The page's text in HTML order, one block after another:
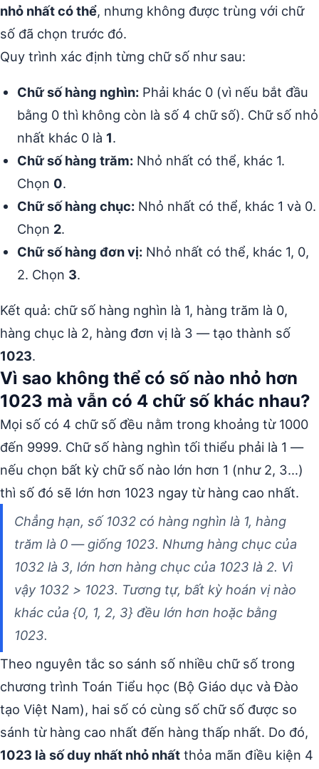
nhỏ nhất có thể, nhưng không được trùng với chữ
số đã chọn trước đó.
Quy trình xác định từng chữ số như sau:
Chữ số hàng nghìn: Phải khác 0 (vì nếu bắt đầu
bằng 0 thì không còn là số 4 chữ số). Chữ số nhỏ
nhất khác 0 là 1.
Chữ số hàng trăm: Nhỏ nhất có thể, khác 1.
Chọn 0.
Chữ số hàng chục: Nhỏ nhất có thể, khác 1 và 0.
Chọn 2.
Chữ số hàng đơn vị: Nhỏ nhất có thể, khác 1, 0,
2. Chọn 3.
Kết quả: chữ số hàng nghìn là 1, hàng trăm là 0,
hàng chục là 2, hàng đơn vị là 3 — tạo thành số
1023.
Vì sao không thể có số nào nhỏ hơn
1023 mà vẫn có 4 chữ số khác nhau?
Mọi số có 4 chữ số đều nằm trong khoảng từ 1000
đến 9999. Chữ số hàng nghìn tối thiểu phải là 1 —
nếu chọn bất kỳ chữ số nào lớn hơn 1 (như 2, 3…)
thì số đó sẽ lớn hơn 1023 ngay từ hàng cao nhất.
Chẳng hạn, số 1032 có hàng nghìn là 1, hàng
trăm là 0 — giống 1023. Nhưng hàng chục của
1032 là 3, lớn hơn hàng chục của 1023 là 2. Vì
vậy 1032 > 1023. Tương tự, bất kỳ hoán vị nào
khác của {0, 1, 2, 3} đều lớn hơn hoặc bằng
1023.
Theo nguyên tắc so sánh số nhiều chữ số trong
chương trình Toán Tiểu học (Bộ Giáo dục và Đào
tạo Việt Nam), hai số có cùng số chữ số được so
sánh từ hàng cao nhất đến hàng thấp nhất. Do đó,
1023 là số duy nhất nhỏ nhất thỏa mãn điều kiện 4